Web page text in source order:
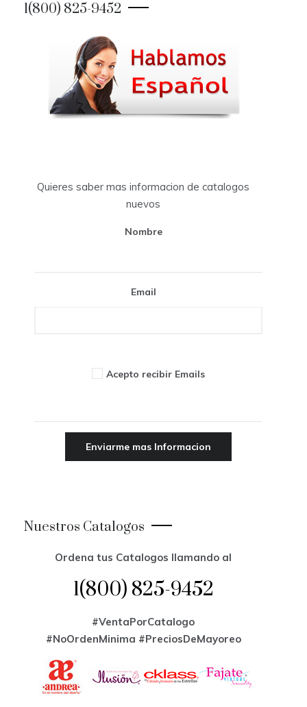
1(800) 825-9452
Quieres saber mas informacion de catalogos
nuevos
Nombre
Email
Acepto recibir Emails
Nuestros Catalogos
Ordena tus Catalogos llamando al
1(800) 825-9452
#VentaPorCatalogo
#NoOrdenMinima #PreciosDeMayoreo